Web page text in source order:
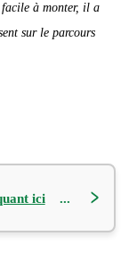
facile à monter, il a
sur le parcours
ici ...